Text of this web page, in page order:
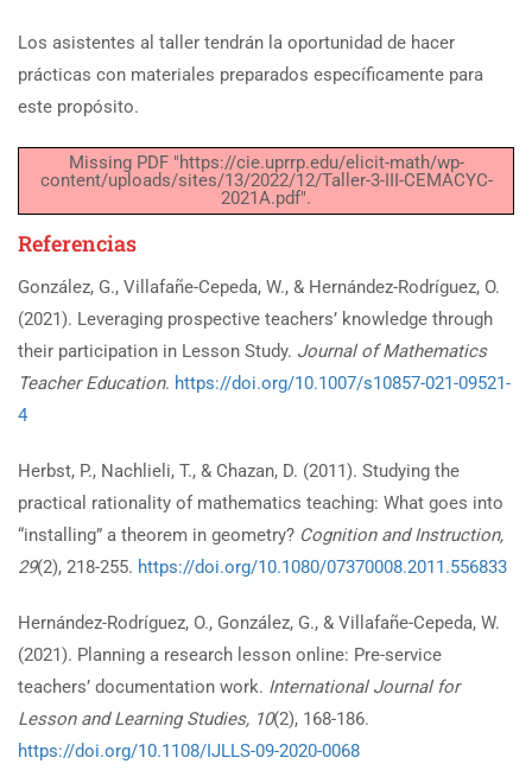
Los asistentes al taller tendrán la oportunidad de hacer
prácticas con materiales preparados específicamente para
este propósito.
Missing PDF "https://cie.uprrp.edu/elicit-math/wp-
content/uploads/sites/13/2022/12/Taller-3-III-CEMACYC-
2021A.pdf".
Referencias
González, G., Villafañe-Cepeda, W., & Hernández-Rodríguez, O.
(2021). Leveraging prospective teachers’ knowledge through
their participation in Lesson Study. Journal of Mathematics
Teacher Education. https://doi.org/10.1007/s10857-021-09521-
4
Herbst, P., Nachlieli, T., & Chazan, D. (2011). Studying the
practical rationality of mathematics teaching: What goes into
“installing” a theorem in geometry? Cognition and Instruction,
29(2), 218-255. https://doi.org/10.1080/07370008.2011.556833
Hernández-Rodríguez, O., González, G., & Villafañe-Cepeda, W.
(2021). Planning a research lesson online: Pre-service
teachers’ documentation work. International Journal for
Lesson and Learning Studies, 10(2), 168-186.
https://doi.org/10.1108/IJLLS-09-2020-0068